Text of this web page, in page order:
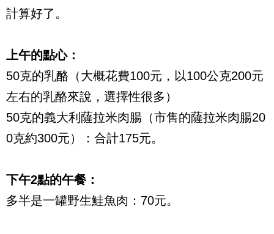
計算好了。
上午的點心：
50克的乳酪（大概花費100元，以100公克200元
左右的乳酪來說，選擇性很多）
50克的義大利薩拉米肉腸（市售的薩拉米肉腸20
0克約300元）：合計175元。
下午2點的午餐：
多半是一罐野生鮭魚肉：70元。